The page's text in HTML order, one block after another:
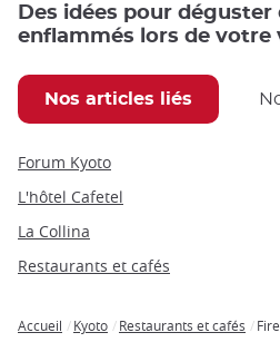
Des idées pour déguster
enflammés lors de votre
Nos articles liés
Forum Kyoto
L'hôtel Cafetel
La Collina
Restaurants et cafés
Accueil Kyoto Restaurants et cafés